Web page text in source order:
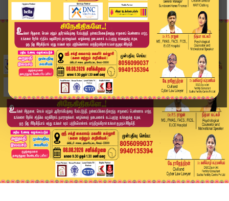
"பம்மாத்து வேலையை இத்தோடு நிறுத்த வேண்டும்" ரா...